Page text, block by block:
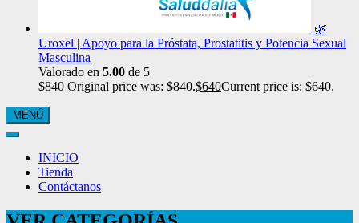
🌿
Uroxel | Apoyo para la Próstata, Prostatitis y Potencia Sexual
Masculina
Valorado en 5.00 de 5
$840 Original price was: $840.$640Current price is: $640.
MENÚ
INICIO
Tienda
Contáctanos